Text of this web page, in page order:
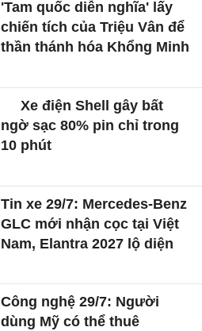
'Tam quốc diễn nghĩa' lấy
chiến tích của Triệu Vân để
thần thánh hóa Khổng Minh
Xe điện Shell gây bất
ngờ sạc 80% pin chỉ trong
10 phút
Tin xe 29/7: Mercedes-Benz
GLC mới nhận cọc tại Việt
Nam, Elantra 2027 lộ diện
Công nghệ 29/7: Người
dùng Mỹ có thể thuê